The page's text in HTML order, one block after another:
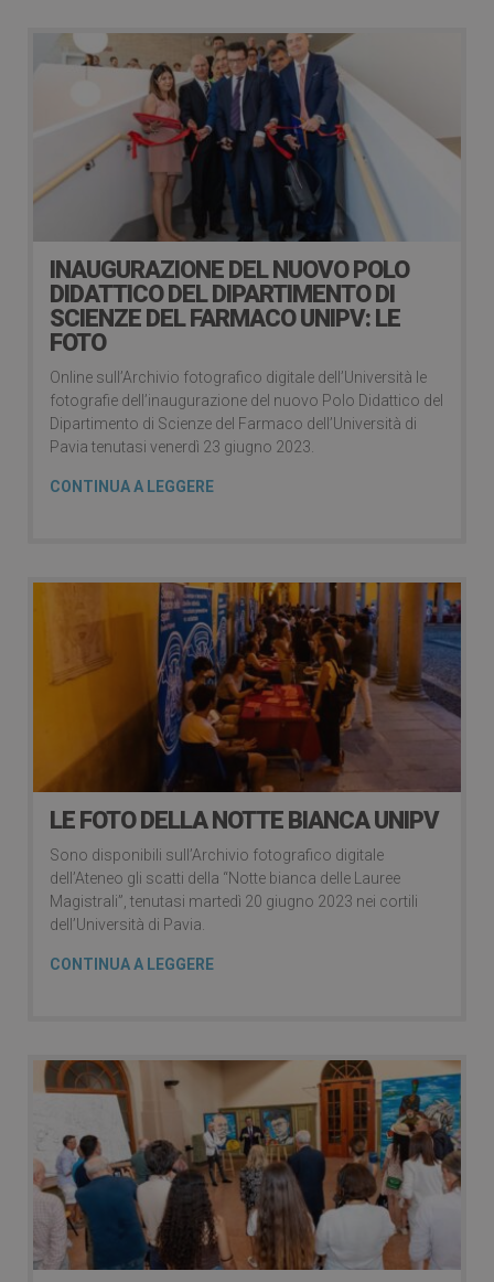
INAUGURAZIONE DEL NUOVO POLO
DIDATTICO DEL DIPARTIMENTO DI
SCIENZE DEL FARMACO UNIPV: LE
FOTO
Online sull’Archivio fotografico digitale dell’Università le
fotografie dell’inaugurazione del nuovo Polo Didattico del
Dipartimento di Scienze del Farmaco dell’Università di
Pavia tenutasi venerdì 23 giugno 2023.
CONTINUA A LEGGERE
LE FOTO DELLA NOTTE BIANCA UNIPV
Sono disponibili sull’Archivio fotografico digitale
dell’Ateneo gli scatti della “Notte bianca delle Lauree
Magistrali”, tenutasi martedì 20 giugno 2023 nei cortili
dell’Università di Pavia.
CONTINUA A LEGGERE